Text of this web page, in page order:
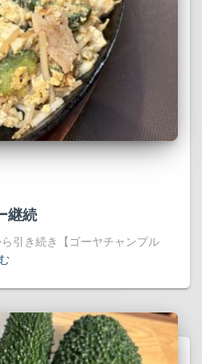
継続
引き続き【ゴーヤチャンプル